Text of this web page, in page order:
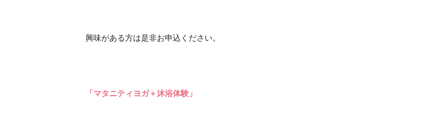
興味がある方は是非お申込ください。
「マタニティヨガ＋沐浴体験」